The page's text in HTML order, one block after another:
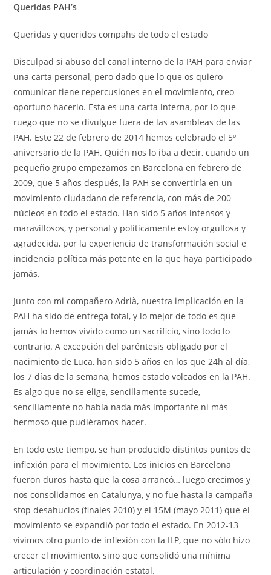
Queridas PAH’s
Queridas y queridos compahs de todo el estado
Disculpad si abuso del canal interno de la PAH para enviar
una carta personal, pero dado que lo que os quiero
comunicar tiene repercusiones en el movimiento, creo
oportuno hacerlo. Esta es una carta interna, por lo que
ruego que no se divulgue fuera de las asambleas de las
PAH. Este 22 de febrero de 2014 hemos celebrado el 5º
aniversario de la PAH. Quién nos lo iba a decir, cuando un
pequeño grupo empezamos en Barcelona en febrero de
2009, que 5 años después, la PAH se convertiría en un
movimiento ciudadano de referencia, con más de 200
núcleos en todo el estado. Han sido 5 años intensos y
maravillosos, y personal y políticamente estoy orgullosa y
agradecida, por la experiencia de transformación social e
incidencia política más potente en la que haya participado
jamás.
Junto con mi compañero Adrià, nuestra implicación en la
PAH ha sido de entrega total, y lo mejor de todo es que
jamás lo hemos vivido como un sacrificio, sino todo lo
contrario. A excepción del paréntesis obligado por el
nacimiento de Luca, han sido 5 años en los que 24h al día,
los 7 días de la semana, hemos estado volcados en la PAH.
Es algo que no se elige, sencillamente sucede,
sencillamente no había nada más importante ni más
hermoso que pudiéramos hacer.
En todo este tiempo, se han producido distintos puntos de
inflexión para el movimiento. Los inicios en Barcelona
fueron duros hasta que la cosa arrancó… luego crecimos y
nos consolidamos en Catalunya, y no fue hasta la campaña
stop desahucios (finales 2010) y el 15M (mayo 2011) que el
movimiento se expandió por todo el estado. En 2012-13
vivimos otro punto de inflexión con la ILP, que no sólo hizo
crecer el movimiento, sino que consolidó una mínima
articulación y coordinación estatal.